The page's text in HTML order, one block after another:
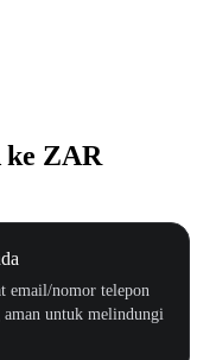
ke ZAR
email/nomor telepon
aman untuk melindungi